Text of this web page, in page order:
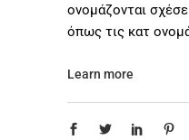
ονομάζονται
όπως τις κατ
Learn more